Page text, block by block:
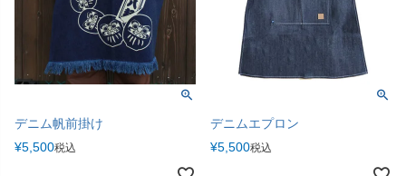
デニム帆前掛け
¥5,500税込
デニムエプロン
¥5,500税込